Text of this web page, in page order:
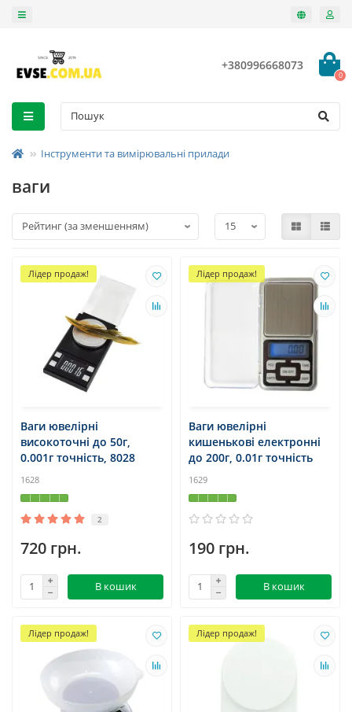
+380996668073
0
Інструменти та вимірювальні прилади
ваги
Лідер продаж!
Ваги ювелірні
високоточні до 50г,
0.001г точність, 8028
1628
2
720 грн.
В кошик
Лідер продаж!
Ваги ювелірні
кишенькові електронні
до 200г, 0.01г точність
1629
190 грн.
В кошик
Лідер продаж! Лідер продаж!